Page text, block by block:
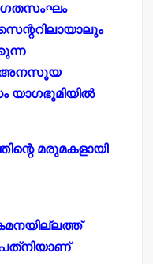
അനസൂയ
യാഗഭൂമിയില്‍
മരുമകളായി